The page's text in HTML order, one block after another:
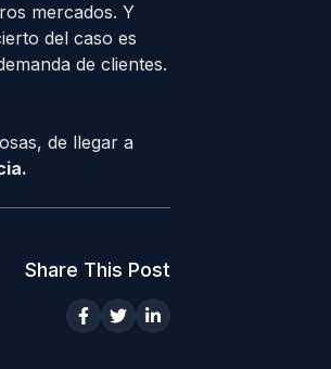
mercados. Y
del caso es
de clientes.
de llegar a
Share This Post